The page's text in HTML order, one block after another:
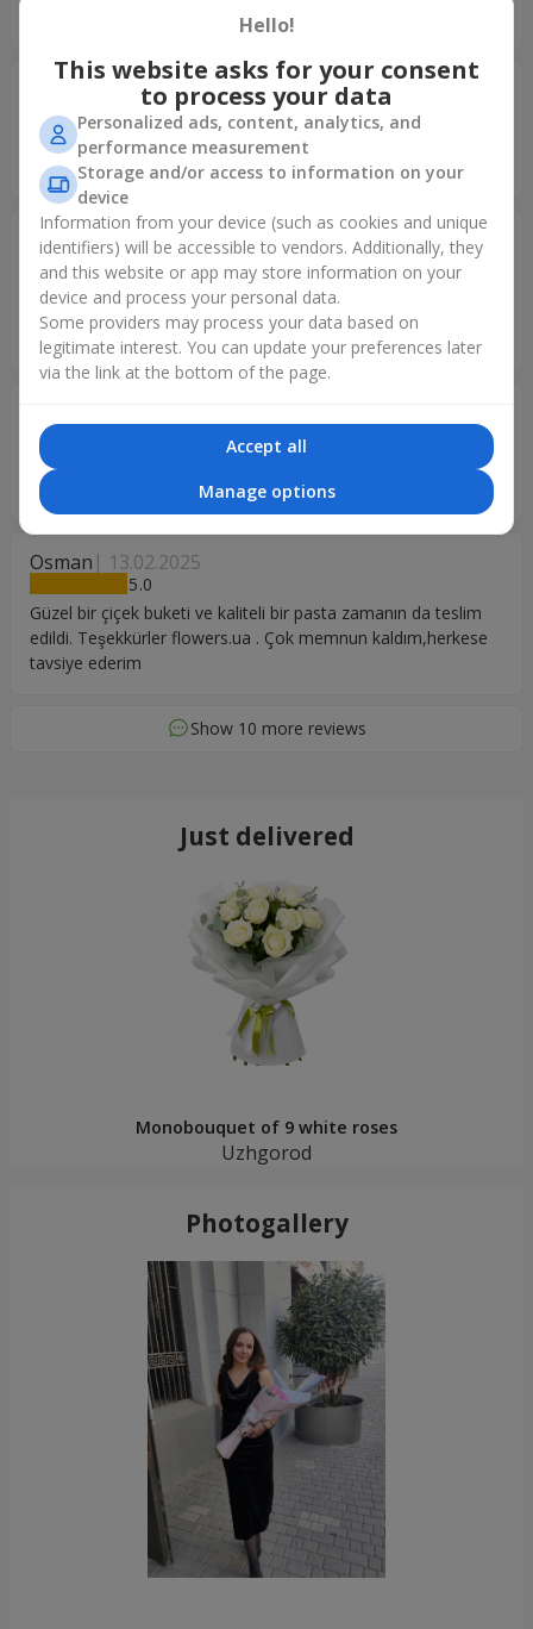
Успіхів Вашому колективу!!
30.06.2025
Дякую, без вашого сервісу було б складно привітати
рідних. Все дуже добре та вчасно.
Ірина 21.03.2025
5
Сервіс просто супер?. Вже не перший рік користуюся
послугами flowers.ua, завжди все на вищому рівні. Дуже
вам дякуємо за вашу працю.
Спасибо огромное❤️‍?❤️‍?❤️‍? За возможность
поздравлять своих родных даже с других континентов???
Osman 13.02.2025
5
Güzel bir çiçek buketi ve kaliteli bir pasta zamanın da teslim
edildi. Teşekkürler flowers.ua . Çok memnun kaldım,herkese
tavsiye ederim
Show 10 more reviews
Just delivered
Monobouquet of 9 white roses
Uzhgorod
Photogallery
Hello!
This website asks for your consent
to process your data
Personalized ads, content, analytics, and
performance measurement
Storage and/or access to information on your
device
Information from your device (such as cookies and unique
identifiers) will be accessible to vendors. Additionally, they
and this website or app may store information on your
device and process your personal data.
Some providers may process your data based on
legitimate interest. You can update your preferences later
via the link at the bottom of the page.
Accept all
Manage options